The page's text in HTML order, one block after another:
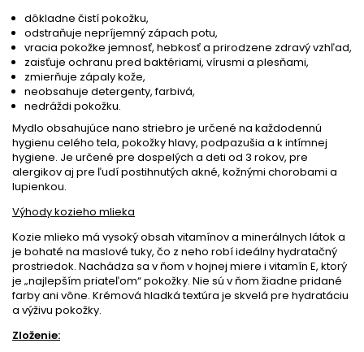
dôkladne čistí pokožku,
odstraňuje nepríjemný zápach potu,
vracia pokožke jemnosť, hebkosť a prirodzene zdravý vzhľad,
zaisťuje ochranu pred baktériami, vírusmi a plesňami,
zmierňuje zápaly kože,
neobsahuje detergenty, farbivá,
nedráždi pokožku.
Mydlo obsahujúce nano striebro je určené na každodennú
hygienu celého tela, pokožky hlavy, podpazušia a k intímnej
hygiene. Je určené pre dospelých a deti od 3 rokov, pre
alergikov aj pre ľudí postihnutých akné, kožnými chorobami a
lupienkou.
Výhody kozieho mlieka
Kozie mlieko má vysoký obsah vitamínov a minerálnych látok a
je bohaté na maslové tuky, čo z neho robí ideálny hydratačný
prostriedok. Nachádza sa v ňom v hojnej miere i vitamín E, ktorý
je „najlepším priateľom“ pokožky. Nie sú v ňom žiadne pridané
farby ani vône. Krémová hladká textúra je skvelá pre hydratáciu
a výživu pokožky.
Zloženie: